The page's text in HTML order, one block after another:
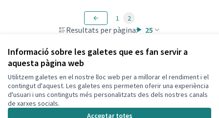
Informació sobre les galetes que es fan servir a
aquesta pàgina web
Utilitzem galetes en el nostre lloc web per a millorar el rendiment i el
contingut d'aquest. Les galetes ens permeten oferir una experiència
d'usuari i uns continguts més personalitzats des dels nostres canals
de xarxes socials.
Acceptar totes
Resultats per pàgina: 25
1 2
Termes i condicions d'ús
Configuració de les galetes
Decidim Calafell a X
(Enllaç extern)
Decidim Calafell a Facebook
Decidim Calafell a YouTube
Decidim Calafell a GitHub
(Enllaç extern)